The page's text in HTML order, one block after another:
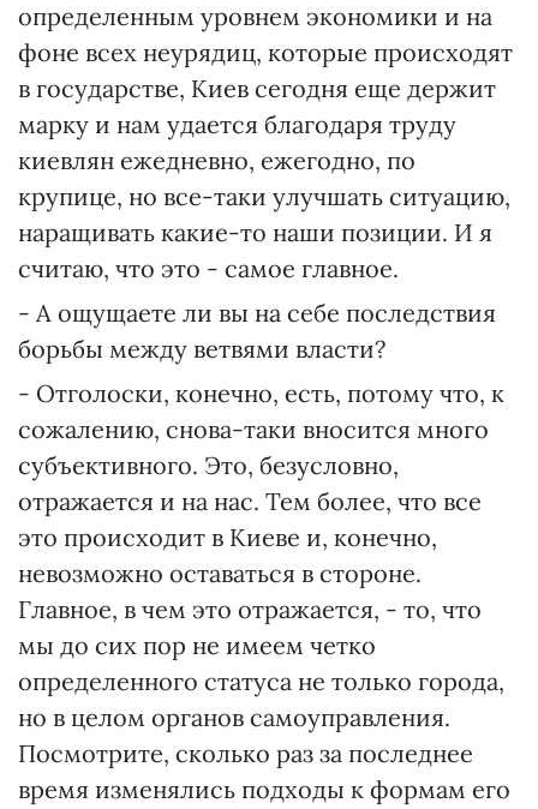
определенным уровнем экономики и на
фоне всех неурядиц, которые происходят
в государстве, Киев сегодня еще держит
марку и нам удается благодаря труду
киевлян ежедневно, ежегодно, по
крупице, но все-таки улучшать ситуацию,
наращивать какие-то наши позиции. И я
считаю, что это - самое главное.
- А ощущаете ли вы на себе последствия
борьбы между ветвями власти?
- Отголоски, конечно, есть, потому что, к
сожалению, снова-таки вносится много
субъективного. Это, безусловно,
отражается и на нас. Тем более, что все
это происходит в Киеве и, конечно,
невозможно оставаться в стороне.
Главное, в чем это отражается, - то, что
мы до сих пор не имеем четко
определенного статуса не только города,
но в целом органов самоуправления.
Посмотрите, сколько раз за последнее
время изменялись подходы к формам его